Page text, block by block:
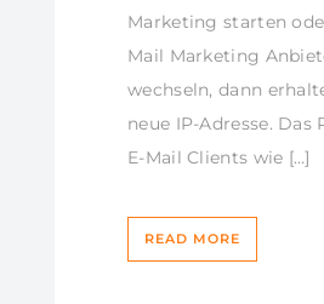
Marketing starten
Mail Marketing
wechseln, dann
neue IP-Adresse. Das
E-Mail Clients wie […]
READ MORE